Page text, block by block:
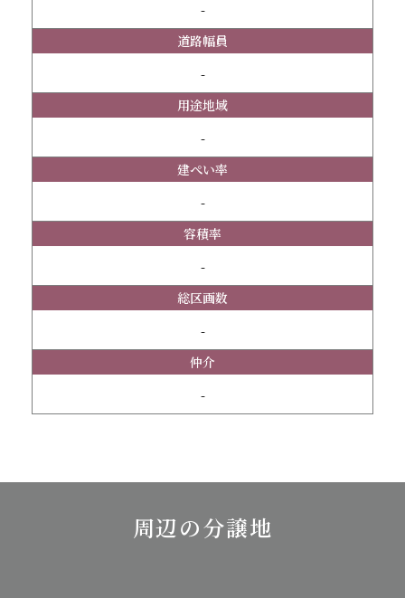
-
道路幅員
-
用途地域
-
建ぺい率
-
容積率
-
総区画数
-
仲介
-
周辺の分譲地